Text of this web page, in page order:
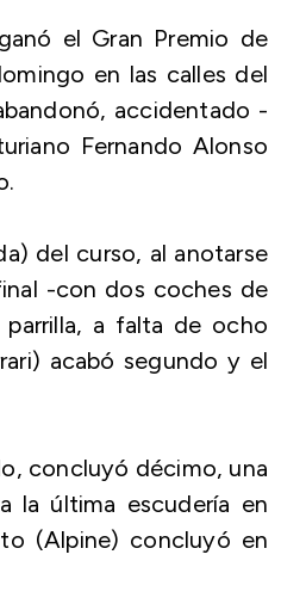
el Gran Premio de
en las calles del
accidentado -
Fernando Alonso
del curso, al anotarse
-con dos coches de
a falta de ocho
acabó segundo y el
concluyó décimo, una
la última escudería en
(Alpine) concluyó en